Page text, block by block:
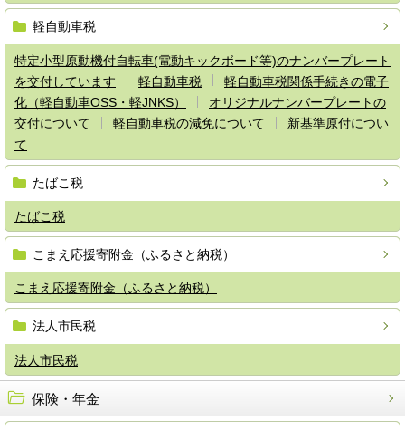
軽自動車税
特定小型原動機付自転車(電動キックボード等)のナンバープレート
を交付しています
軽自動車税
軽自動車税関係手続きの電子
化（軽自動車OSS・軽JNKS）
オリジナルナンバープレートの
交付について
軽自動車税の減免について
新基準原付につい
て
たばこ税
たばこ税
こまえ応援寄附金（ふるさと納税）
こまえ応援寄附金（ふるさと納税）
法人市民税
法人市民税
保険・年金